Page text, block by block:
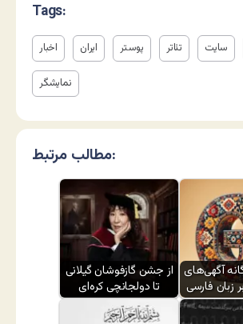
Tags:
اخبار ایران پوستر تئاتر سایت
نمایشگر
مطالب مرتبط:
از جشن گازفوشان گیلانی
تا دولجانچی کره‌ای
آگهی‌های
زبان فارسی